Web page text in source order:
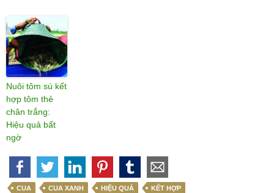
Nuôi tôm sú kết
hợp tôm thẻ
chân trắng:
Hiệu quả bất
ngờ
CUA CUA XANH HIỆU QUẢ
KẾT HỢP